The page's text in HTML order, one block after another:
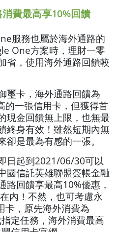
費最高享10%回饋
服務也屬於海外通路的
One方案時，理財一零
省，使用海外通路回饋較
璽卡，海外通路回饋為
的一張信用卡，但獲得首
現金回饋無上限，也無最
終身有效！雖然短期內無
是最為有感的一張。
日起到2021/06/30可以
國信託英雄聯盟簽帳金融
路回饋享最高10%優惠，
內！不然，也可考慮永
卡，原先海外消費為
定任務，海外消費最高